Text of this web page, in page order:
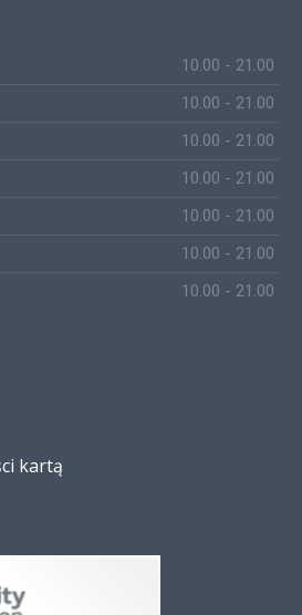
10.00 - 21.00
10.00 - 21.00
10.00 - 21.00
10.00 - 21.00
10.00 - 21.00
10.00 - 21.00
10.00 - 21.00
kartą